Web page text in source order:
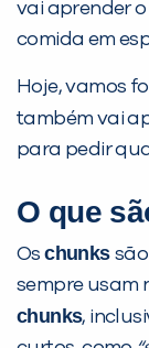
vai aprender
comida em
Hoje, vamos
também vai
para pedir
O que
Oschunks
sempre usam
chunks,